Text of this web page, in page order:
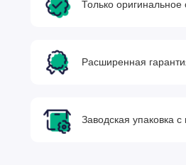
Только оригинальное
Расширенная
Заводская упаковка